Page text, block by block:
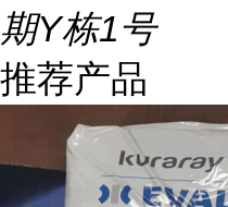
期Y栋1号
推荐产品